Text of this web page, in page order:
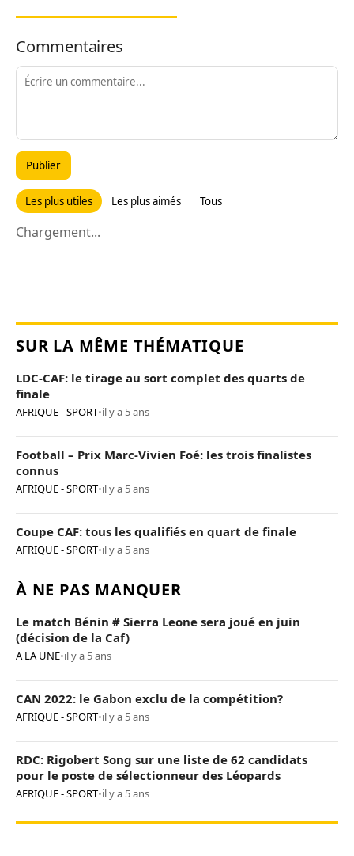
Commentaires
Publier
Les plus utiles Les plus aimés Tous
Chargement...
SUR LA MÊME THÉMATIQUE
LDC-CAF: le tirage au sort complet des quarts de
finale
AFRIQUE - SPORT•il y a 5 ans
Football – Prix Marc-Vivien Foé: les trois finalistes
connus
AFRIQUE - SPORT•il y a 5 ans
Coupe CAF: tous les qualifiés en quart de finale
AFRIQUE - SPORT•il y a 5 ans
À NE PAS MANQUER
Le match Bénin # Sierra Leone sera joué en juin
(décision de la Caf)
A LA UNE•il y a 5 ans
CAN 2022: le Gabon exclu de la compétition?
AFRIQUE - SPORT•il y a 5 ans
RDC: Rigobert Song sur une liste de 62 candidats
pour le poste de sélectionneur des Léopards
AFRIQUE - SPORT•il y a 5 ans